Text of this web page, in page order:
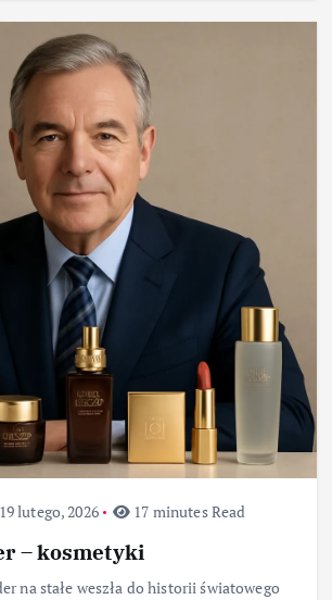
19 lutego, 2026 17 minutes Read
– kosmetyki
na stałe weszła do historii światowego